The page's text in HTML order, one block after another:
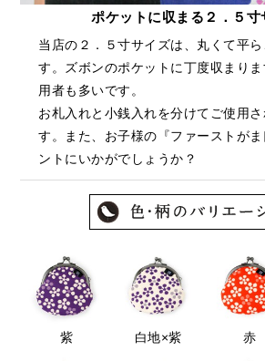
ポケットに収まる２．５寸
当店の２．５寸サイズは、丸くて平
す。ズボンのポケットに丁度収まり
用者も多いです。
お札入れと小銭入れを分けてご使用
す。また、お子様の『ファーストが
ントにいかがでしょうか？
紫 白地×紫 赤